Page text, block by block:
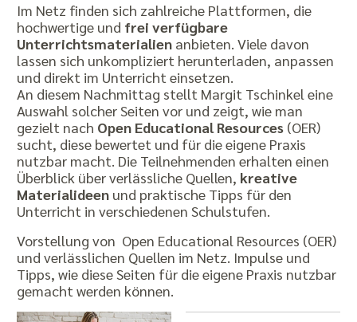
Im Netz finden sich zahlreiche Plattformen, die
hochwertige und frei verfügbare
Unterrichtsmaterialien anbieten. Viele davon
lassen sich unkompliziert herunterladen, anpassen
und direkt im Unterricht einsetzen.
An diesem Nachmittag stellt Margit Tschinkel eine
Auswahl solcher Seiten vor und zeigt, wie man
gezielt nach Open Educational Resources (OER)
sucht, diese bewertet und für die eigene Praxis
nutzbar macht. Die Teilnehmenden erhalten einen
Überblick über verlässliche Quellen, kreative
Materialideen und praktische Tipps für den
Unterricht in verschiedenen Schulstufen.
Vorstellung von Open Educational Resources (OER)
und verlässlichen Quellen im Netz. Impulse und
Tipps, wie diese Seiten für die eigene Praxis nutzbar
gemacht werden können.